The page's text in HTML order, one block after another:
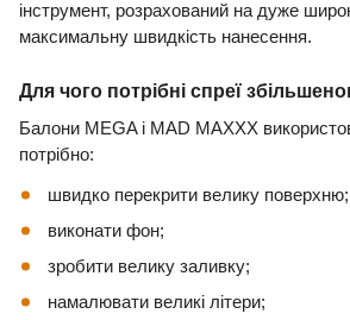
інструмент, розрахований на дуже
максимальну швидкість нанесення.
Для чого потрібні спреї
Балони MEGA і MAD MAXXX
потрібно:
швидко перекрити велику поверхню;
виконати фон;
зробити велику заливку;
намалювати великі літери;